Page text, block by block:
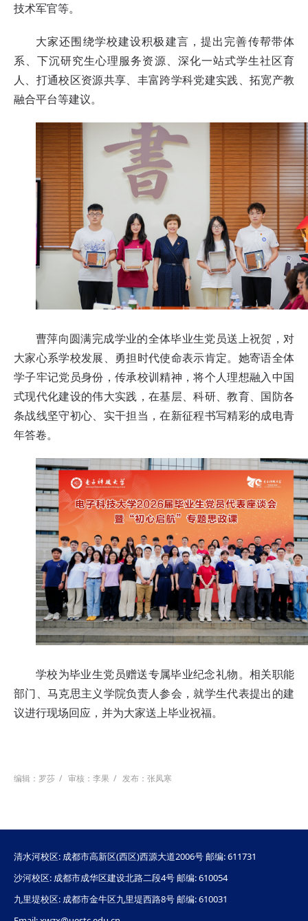
技术军官等。
大家还围绕学校建设积极建言，提出完善传帮带体
系、下沉研究生心理服务资源、深化一站式学生社区育
人、打通校区资源共享、丰富跨学科党建实践、拓宽产教
融合平台等建议。
曹萍向圆满完成学业的全体毕业生党员送上祝贺，对
大家心系学校发展、勇担时代使命表示肯定。她寄语全体
学子牢记党员身份，传承校训精神，将个人理想融入中国
式现代化建设的伟大实践，在基层、科研、教育、国防各
条战线坚守初心、实干担当，在新征程书写精彩的成电青
年答卷。
学校为毕业生党员赠送专属毕业纪念礼物。相关职能
部门、马克思主义学院负责人参会，就学生代表提出的建
议进行现场回应，并为大家送上毕业祝福。
编辑：罗莎 / 审核：李果 / 发布：张凤寒
清水河校区: 成都市高新区(西区)西源大道2006号 邮编: 611731
沙河校区: 成都市成华区建设北路二段4号 邮编: 610054
九里堤校区: 成都市金牛区九里堤西路8号 邮编: 610031